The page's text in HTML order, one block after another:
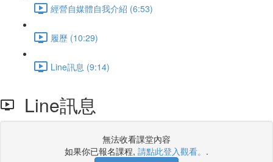
經營自媒體自我介紹 (6:53)
履歷 (10:29)
Line訊息 (9:14)
Line訊息
無法收看課堂內容
如果你已報名課程, 請點此登入觀看。 .